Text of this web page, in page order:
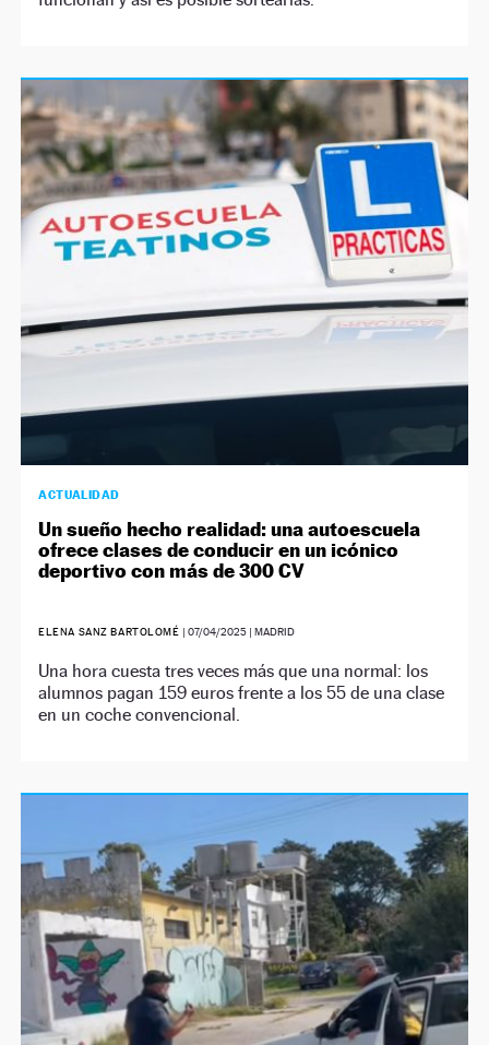
ACTUALIDAD
Un sueño hecho realidad: una autoescuela
ofrece clases de conducir en un icónico
deportivo con más de 300 CV
ELENA SANZ BARTOLOMÉ | 07/04/2025| MADRID
Una hora cuesta tres veces más que una normal: los
alumnos pagan 159 euros frente a los 55 de una clase
en un coche convencional.